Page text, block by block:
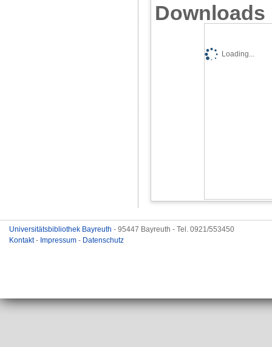
Downloads
Loading...
Universitätsbibliothek Bayreuth - 95447 Bayreuth - Tel. 0921/553450
Kontakt- Impressum - Datenschutz